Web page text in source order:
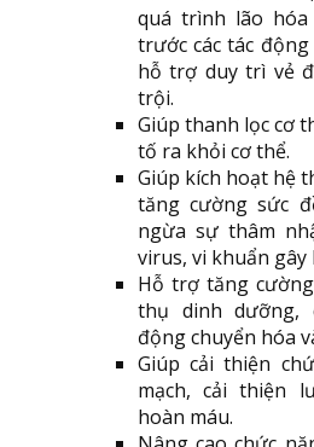
quá trình lão
trước các tác
hỗ trợ duy trì vẻ
trội.
Giúp thanh lọc cơ
tố ra khỏi cơ thể.
Giúp kích hoạt hệ
tăng cường sức
ngừa sự thâm
virus, vi khuẩn gây
Hỗ trợ tăng
thụ dinh dưỡng,
động chuyển hóa
Giúp cải thiện
mạch, cải thiện
hoàn máu.